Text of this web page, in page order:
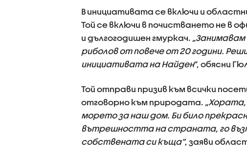
В инициативата се включи и
Той се включи в почистването не в
и дългогодишен гмуркач.
риболов от повече от 20 години.
инициативата на Найден”, обясни
Той отправи призив към всички
отговорно към природата. „
Хората,
морето за наш дом. Би било
вътрешността на страната, го
собствената си къща”, заяви